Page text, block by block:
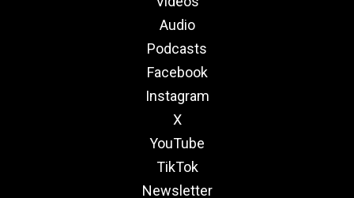
Audio
Podcasts
Facebook
Instagram
X
YouTube
TikTok
Newsletter